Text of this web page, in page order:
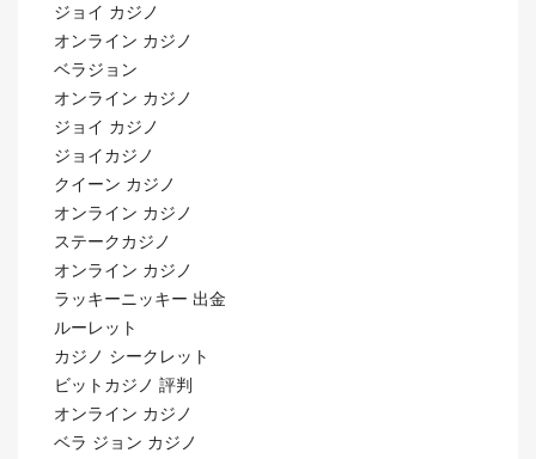
ジョイ カジノ
オンライン カジノ
ベラジョン
オンライン カジノ
ジョイ カジノ
ジョイカジノ
クイーン カジノ
オンライン カジノ
ステークカジノ
オンライン カジノ
ラッキーニッキー 出金
ルーレット
カジノ シークレット
ビットカジノ 評判
オンライン カジノ
ベラ ジョン カジノ